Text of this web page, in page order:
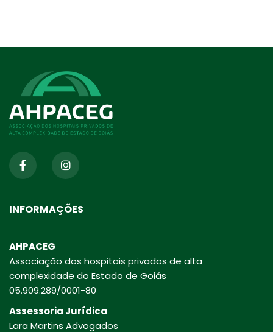
INFORMAÇÕES
AHPACEG
Associação dos hospitais privados de alta
complexidade do Estado de Goiás
05.909.289/0001-80
Assessoria Jurídica
Lara Martins Advogados